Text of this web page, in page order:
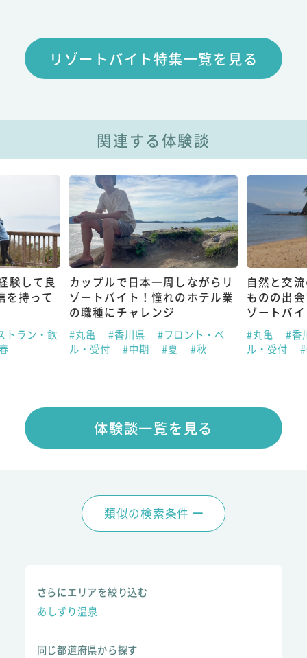
リゾートバイト特集一覧を見る
関連する体験談
験して良
を持って
トラン・飲
カップルで日本一周しながらリ
ゾートバイト！憧れのホテル業
の職種にチャレンジ
#丸亀 #香川県
#フロント・ベ
ル・受付
#中期 #夏 #秋
自然と交
ものの出
ゾートバ
#丸亀
#香
ル・受付
体験談一覧を見る
類似の検索条件
さらにエリアを絞り込む
あしずり温泉
同じ都道府県から探す